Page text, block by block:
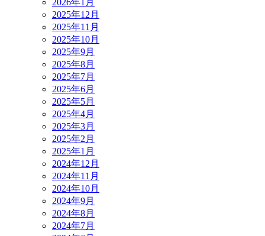
2026年1月
2025年12月
2025年11月
2025年10月
2025年9月
2025年8月
2025年7月
2025年6月
2025年5月
2025年4月
2025年3月
2025年2月
2025年1月
2024年12月
2024年11月
2024年10月
2024年9月
2024年8月
2024年7月